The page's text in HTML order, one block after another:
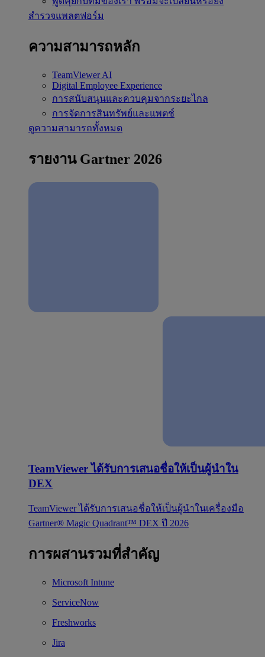
สำรวจแพลตฟอร์ม
ความสามารถหลัก
TeamViewer AI
Digital Employee Experience
การสนับสนุนและควบคุมจากระยะไกล
การจัดการสินทรัพย์และแพตช์
ดูความสามารถทั้งหมด
รายงาน Gartner 2026
TeamViewer ได้รับการเสนอชื่อให้เป็นผู้นำใน
DEX
TeamViewer ได้รับการเสนอชื่อให้เป็นผู้นำในเครื่องมือ
Gartner® Magic Quadrant™ DEX ปี 2026
การผสานรวมที่สำคัญ
Microsoft Intune
ServiceNow
Freshworks
Jira